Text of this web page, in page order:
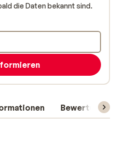
Bewertungen
die Daten bekannt sind.